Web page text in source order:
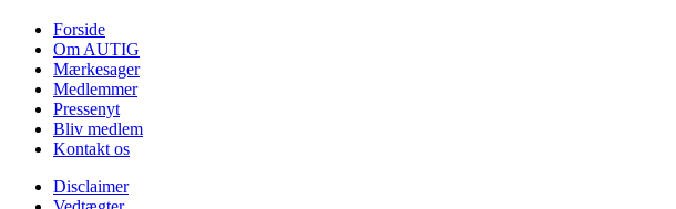
Forside
Om AUTIG
Mærkesager
Medlemmer
Pressenyt
Bliv medlem
Kontakt os
Disclaimer